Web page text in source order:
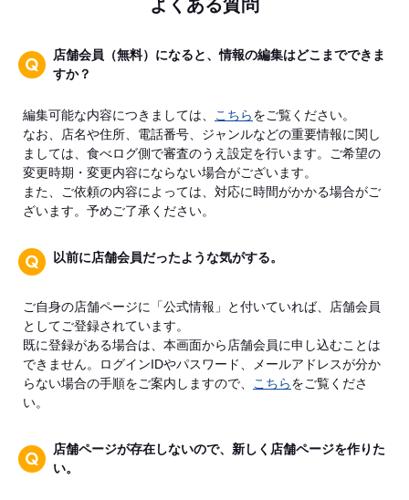
よくある質問
店舗会員（無料）になると、情報の編集はどこまでできま
すか？
編集可能な内容につきましては、 こちらをご覧ください。
なお、店名や住所、電話番号、ジャンルなどの重要情報に関し
ましては、食べログ側で審査のうえ設定を行います。ご希望の
変更時期・変更内容にならない場合がございます。
また、ご依頼の内容によっては、対応に時間がかかる場合がご
ざいます。予めご了承ください。
以前に店舗会員だったような気がする。
ご自身の店舗ページに「公式情報」と付いていれば、店舗会員
としてご登録されています。
既に登録がある場合は、本画面から店舗会員に申し込むことは
できません。ログインIDやパスワード、メールアドレスが分か
らない場合の手順をご案内しますので、
こちらをご覧くださ
い。
店舗ページが存在しないので、新しく店舗ページを作りた
い。